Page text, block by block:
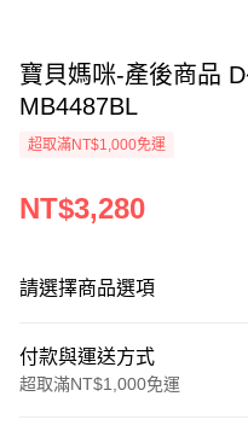
寶貝媽咪-產後商品
MB4487BL
超取滿NT$1,000免運
NT$3,280
請選擇商品選項
付款與運送方式
超取滿NT$1,000免運